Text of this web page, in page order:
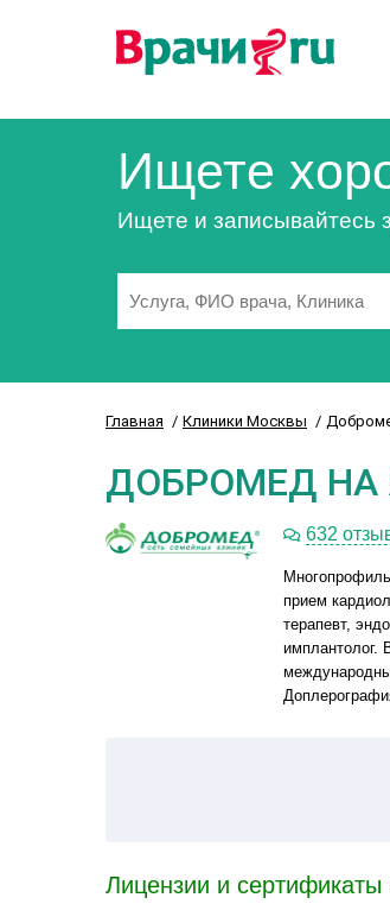
Ищете
Ищете и записывайтесь
Главная Клиники Москвы
ДОБРОМЕД НА
632
прием
терапевт,
имплантолог.
Лицензии и